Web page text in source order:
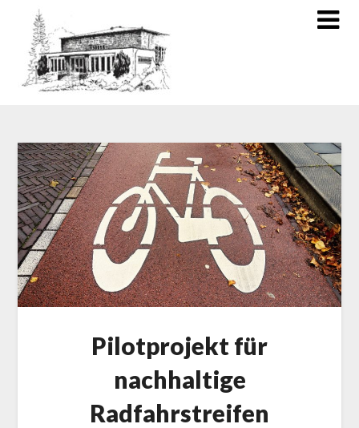
Pilotprojekt für
nachhaltige
Radfahrstreifen